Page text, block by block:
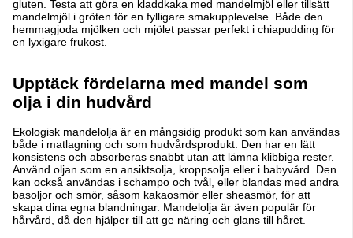
gluten. Testa att göra en kladdkaka med mandelmjöl eller tillsätt
mandelmjöl i gröten för en fylligare smakupplevelse. Både den
hemmagjoda mjölken och mjölet passar perfekt i chiapudding för
en lyxigare frukost.
Upptäck fördelarna med mandel som
olja i din hudvård
Ekologisk mandelolja är en mångsidig produkt som kan användas
både i matlagning och som hudvårdsprodukt. Den har en lätt
konsistens och absorberas snabbt utan att lämna klibbiga rester.
Använd oljan som en ansiktsolja, kroppsolja eller i babyvård. Den
kan också användas i schampo och tvål, eller blandas med andra
basoljor och smör, såsom kakaosmör eller sheasmör, för att
skapa dina egna blandningar. Mandelolja är även populär för
hårvård, då den hjälper till att ge näring och glans till håret.